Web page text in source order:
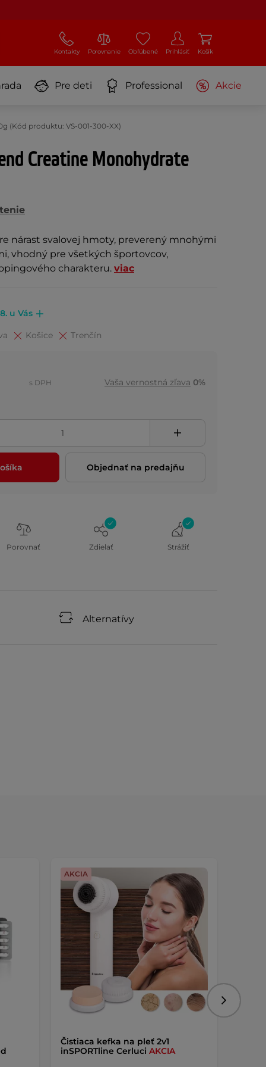
Kontakty Porovnanie Obľúbené Prihlásiť Košík
Pre deti Professional Akcie
(Kód produktu: VS-001-300-XX)
Creatine Monohydrate
nárast svalovej hmoty, preverený mnohými
vhodný pre všetkých športovcov,
charakteru. viac
u Vás
Košice Trenčín
s DPH Vaša vernostná zľava 0%
Objednať na predajňu
Porovnať Zdielať Strážiť
Alternatívy
Čistiaca kefka na pleť 2v1
inSPORTline Cerluci AKCIA
AKCIA